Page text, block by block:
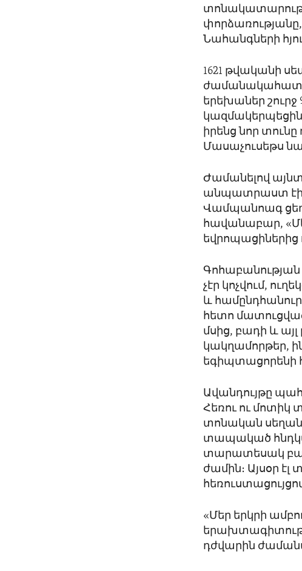
փորձառությանը,
Նահանգների
1621 թվականի
երեխաներ
իրենց նոր
Մասաչուսեթս
Ժամանելով
անպատրաստ էին
Վամպանոագ
հավանաբար,
եվրոպացիներից
չէր կոչվում,
և
հետո
մսից, բադի և
կակղամորթեր,
եգիպտացորենի
Ավանդույթը
Հեռու ու մոտիկ
տոնական
տապակած
տարատեսակ
ժամին։ Այսօր էլ
«Մեր երկրի
դժվարին